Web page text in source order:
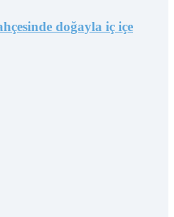
doğayla iç içe